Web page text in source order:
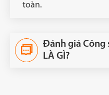
toàn.

Đánh giá Công
LÀ GÌ?